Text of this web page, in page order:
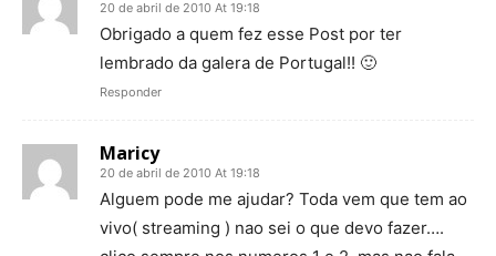
20 de abril de 2010 At 19:18
Obrigado a quem fez esse Post por ter
lembrado da galera de Portugal!! 🙂
Responder
Maricy
20 de abril de 2010 At 19:18
Alguem pode me ajudar? Toda vem que tem ao
vivo( streaming ) nao sei o que devo fazer….